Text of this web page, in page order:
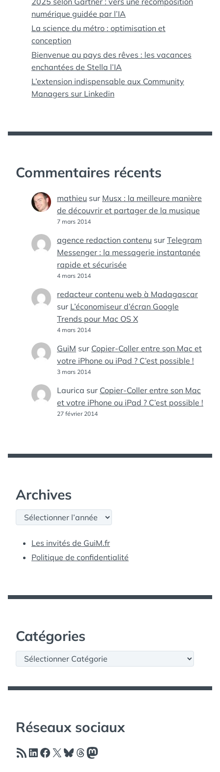
numérique guidée par l’IA
La science du métro : optimisation et
conception
Bienvenue au pays des rêves : les vacances
enchantées de Stella l’IA
L’extension indispensable aux Community
Managers sur Linkedin
Commentaires récents
mathieu sur Musx : la meilleure manière
de découvrir et partager de la musique
7 mars 2014
agence redaction contenu sur Telegram
Messenger : la messagerie instantanée
rapide et sécurisée
4 mars 2014
redacteur contenu web à Madagascar
sur L’économiseur d’écran Google
Trends pour Mac OS X
4 mars 2014
GuiM sur Copier-Coller entre son Mac et
votre iPhone ou iPad ? C’est possible !
3 mars 2014
Laurica sur Copier-Coller entre son Mac
et votre iPhone ou iPad ? C’est possible !
27 février 2014
Archives
Archives
Les invités de GuiM.fr
Politique de confidentialité
Catégories
Catégories
Réseaux sociaux
Flux RSSLinkedIn
Facebook
X Bluesky
Threads
Mastodon